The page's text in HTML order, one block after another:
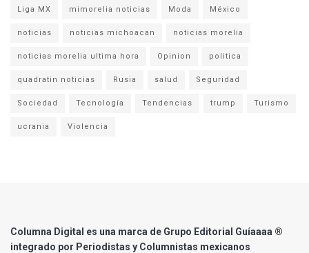
Liga MX mimorelia noticias Moda México
noticias noticias michoacan noticias morelia
noticias morelia ultima hora Opinion politica
quadratin noticias Rusia salud Seguridad
Sociedad Tecnología Tendencias trump Turismo
ucrania Violencia
Columna Digital es una marca de Grupo Editorial Guíaaaa ®
integrado por Periodistas y Columnistas mexicanos